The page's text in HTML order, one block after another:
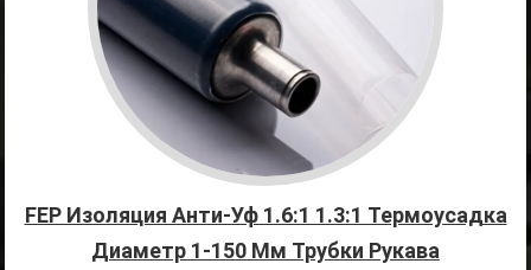
FEP Изоляция Анти-Уф 1.6:1 1.3:1 Термоусадка
Диаметр 1-150 Мм Трубки Рукава